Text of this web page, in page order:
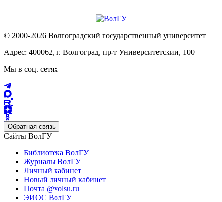
© 2000-2026 Волгоградский государственный университет
Адрес: 400062, г. Волгоград, пр-т Университетский, 100
Мы в соц. сетях
Обратная связь
Сайты ВолГУ
Библиотека ВолГУ
Журналы ВолГУ
Личный кабинет
Новый личный кабинет
Почта @volsu.ru
ЭИОС ВолГУ